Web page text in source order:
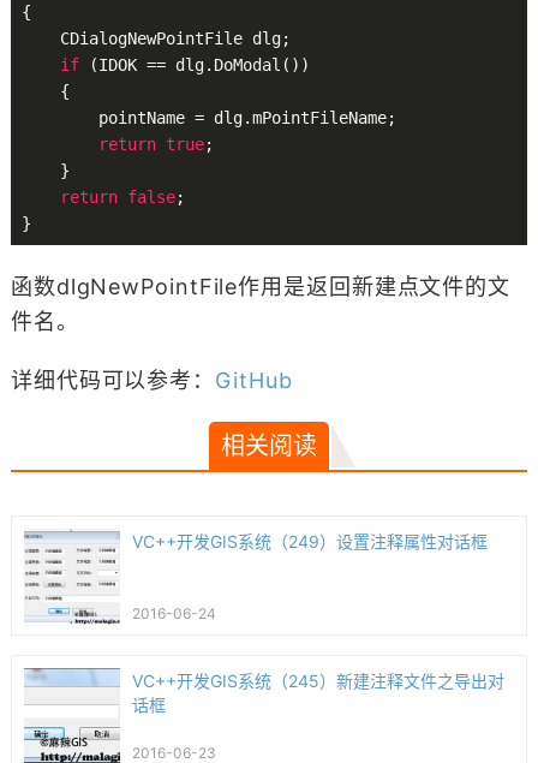
{
    CDialogNewPointFile dlg;
if (IDOK == dlg.DoModal())
    {
        pointName = dlg.mPointFileName;
return true;
    }
return false;
函数dlgNewPointFile作用是返回新建点文件的文
件名。
详细代码可以参考： GitHub
相关阅读
VC++开发GIS系统（249）设置注释属性对话框
2016-06-24
VC++开发GIS系统（245）新建注释文件之导出对
话框
2016-06-23